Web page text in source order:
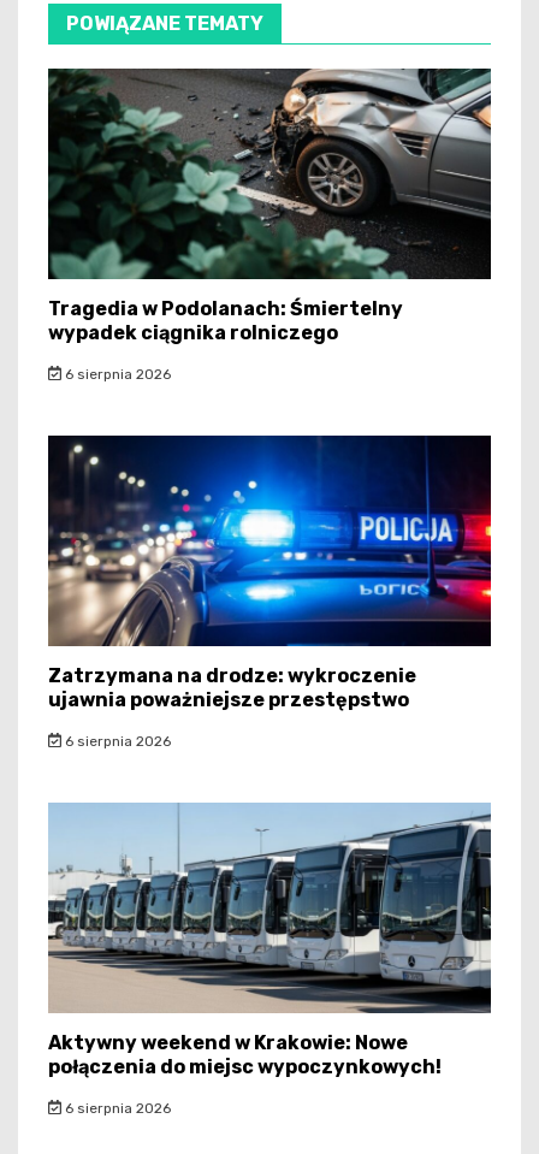
POWIĄZANE TEMATY
Tragedia w Podolanach: Śmiertelny
wypadek ciągnika rolniczego
6 sierpnia 2026
Zatrzymana na drodze: wykroczenie
ujawnia poważniejsze przestępstwo
6 sierpnia 2026
Aktywny weekend w Krakowie: Nowe
połączenia do miejsc wypoczynkowych!
6 sierpnia 2026